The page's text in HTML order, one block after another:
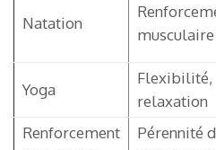
Natation
Yoga
Flexibilité,
relaxation
Renforcement
Pérennité